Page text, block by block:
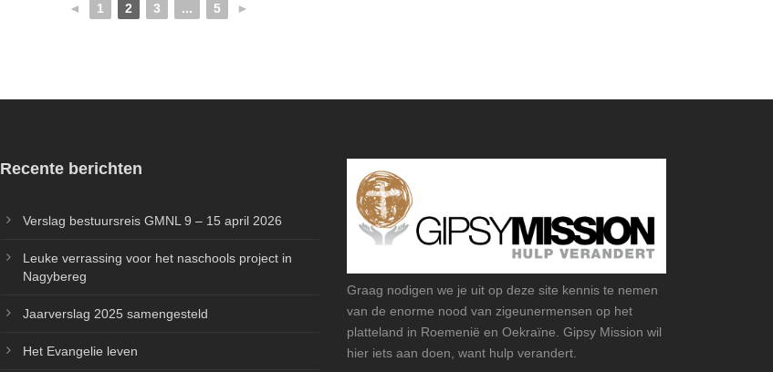
◄ 1 2 3 ... 5 ►
Recente berichten
Verslag bestuursreis GMNL 9 – 15 april 2026
Leuke verrassing voor het naschools project in
Nagybereg
Jaarverslag 2025 samengesteld
Het Evangelie leven
Graag nodigen we je uit op deze site kennis te nemen
van de enorme nood van zigeunermensen op het
platteland in Roemenië en Oekraïne. Gipsy Mission wil
hier iets aan doen, want hulp verandert.